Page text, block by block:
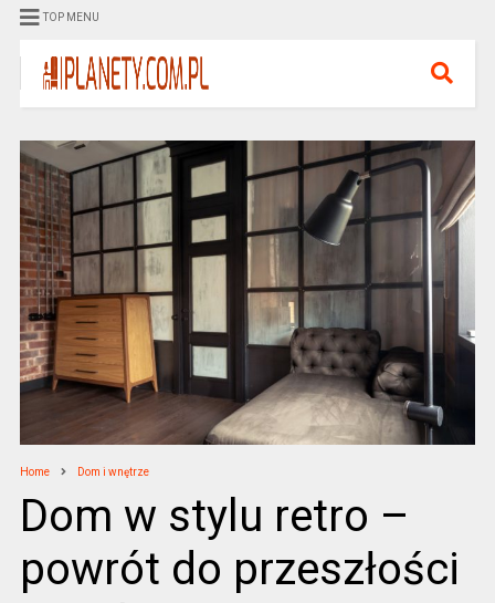
TOP MENU
Home Dom i wnętrze
Dom w stylu retro –
powrót do przeszłości